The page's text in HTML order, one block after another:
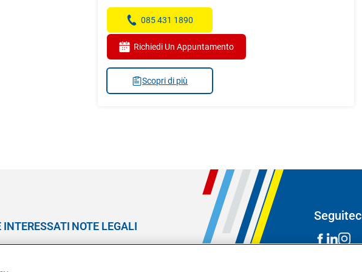
085 431 1890
Richiedi Un Appuntamento
Scopri di più
INTERESSATI NOTE LEGALI